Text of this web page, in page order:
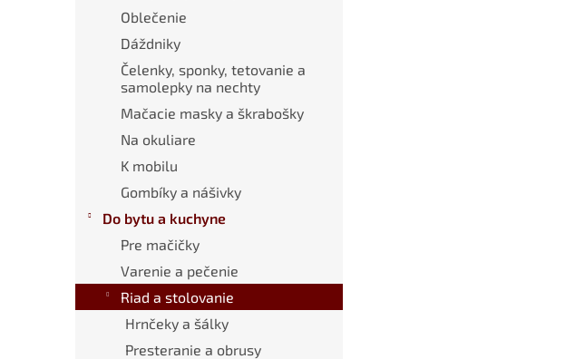
Oblečenie
Dáždniky
Čelenky, sponky, tetovanie a
samolepky na nechty
Mačacie masky a škrabošky
Na okuliare
K mobilu
Gombíky a nášivky
Do bytu a kuchyne
Pre mačičky
Varenie a pečenie
Riad a stolovanie
Hrnčeky a šálky
Presteranie a obrusy